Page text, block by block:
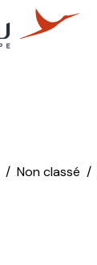
Non classé